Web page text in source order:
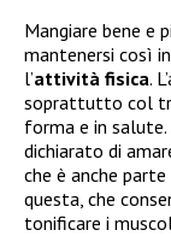
Mangiare bene e
mantenersi così
l’attività fisica.
soprattutto col
forma e in salute.
dichiarato di
che è anche
questa, che
tonificare i